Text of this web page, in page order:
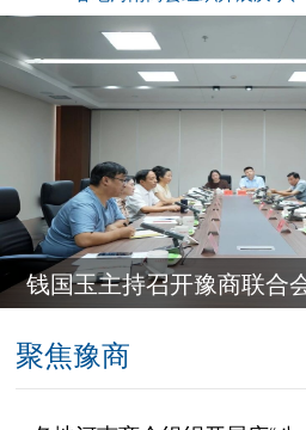
钱国玉主持召开豫商联合
聚焦豫商